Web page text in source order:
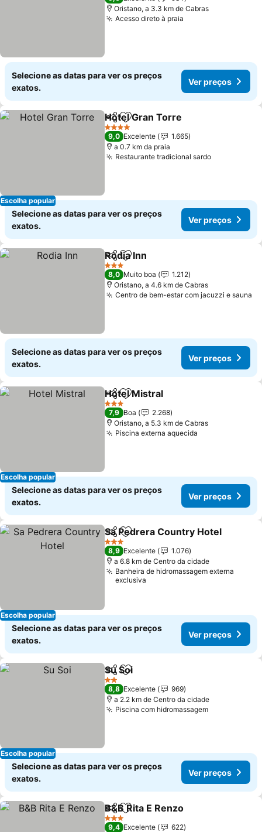
Oristano, a 3.3 km de Cabras
Acesso direto à praia
Selecione as datas para ver os preços
exatos.
Ver preços
Escolha popular
PartilharAdicionar aos favoritos
Hotel Gran Torre
4 Estrelas
9,0 Excelente
1.665
a 0.7 km da praia
Restaurante tradicional sardo
Selecione as datas para ver os preços
exatos.
Ver preços
PartilharAdicionar aos favoritos
Rodia Inn
3 Estrelas
8,0 Muito boa
1.212
Oristano, a 4.6 km de Cabras
Centro de bem-estar com jacuzzi e sauna
Selecione as datas para ver os preços
exatos.
Ver preços
Escolha popular
PartilharAdicionar aos favoritos
Hotel Mistral
3 Estrelas
7,9 Boa
2.268
Oristano, a 5.3 km de Cabras
Piscina externa aquecida
Selecione as datas para ver os preços
exatos.
Ver preços
Escolha popular
PartilharAdicionar aos favoritos
Sa Pedrera Country Hotel
3 Estrelas
8,9 Excelente
1.076
a 6.8 km de Centro da cidade
Banheira de hidromassagem externa
exclusiva
Selecione as datas para ver os preços
exatos.
Ver preços
Escolha popular
PartilharAdicionar aos favoritos
Su Soi
2 Estrelas
8,8 Excelente
969
a 2.2 km de Centro da cidade
Piscina com hidromassagem
Selecione as datas para ver os preços
exatos.
Ver preços
PartilharAdicionar aos favoritos
B&B Rita E Renzo
3 Estrelas
9,4 Excelente
622